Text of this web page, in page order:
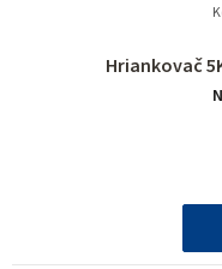
Hriankovač